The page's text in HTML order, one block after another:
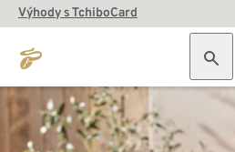
Výhody s TchiboCard